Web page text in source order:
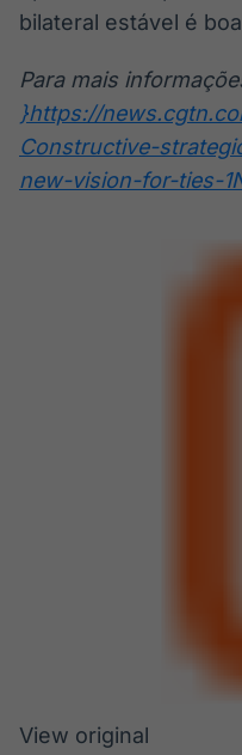
bilateral estável é
Para mais
}https://
Constructive-
new-vision-for-ties-
View original